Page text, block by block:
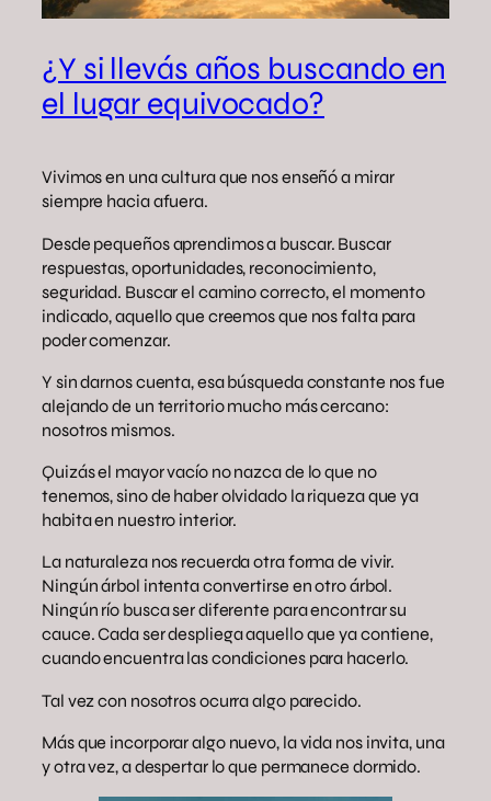
¿Y si llevás años buscando en
el lugar equivocado?
Vivimos en una cultura que nos enseñó a mirar
siempre hacia afuera.
Desde pequeños aprendimos a buscar. Buscar
respuestas, oportunidades, reconocimiento,
seguridad. Buscar el camino correcto, el momento
indicado, aquello que creemos que nos falta para
poder comenzar.
Y sin darnos cuenta, esa búsqueda constante nos fue
alejando de un territorio mucho más cercano:
nosotros mismos.
Quizás el mayor vacío no nazca de lo que no
tenemos, sino de haber olvidado la riqueza que ya
habita en nuestro interior.
La naturaleza nos recuerda otra forma de vivir.
Ningún árbol intenta convertirse en otro árbol.
Ningún río busca ser diferente para encontrar su
cauce. Cada ser despliega aquello que ya contiene,
cuando encuentra las condiciones para hacerlo.
Tal vez con nosotros ocurra algo parecido.
Más que incorporar algo nuevo, la vida nos invita, una
y otra vez, a despertar lo que permanece dormido.